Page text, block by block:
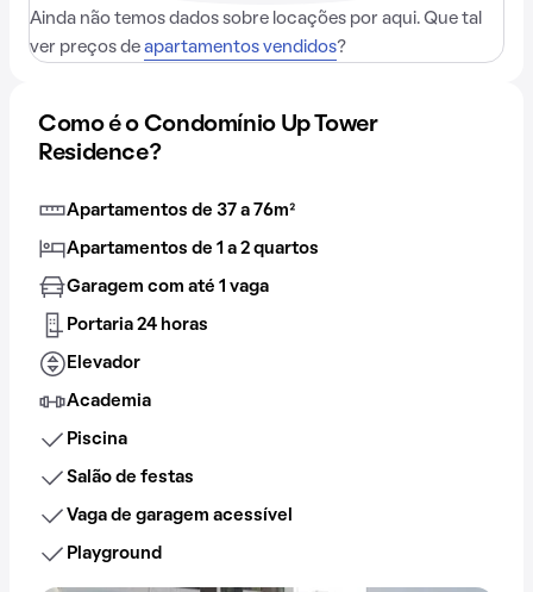
Ainda não temos dados sobre locações por aqui. Que tal
ver preços de apartamentos vendidos?
Como é o Condomínio Up Tower
Residence?
Apartamentos de 37 a 76m²
Apartamentos de 1 a 2 quartos
Garagem com até 1 vaga
Portaria 24 horas
Elevador
Academia
Piscina
Salão de festas
Vaga de garagem acessível
Playground